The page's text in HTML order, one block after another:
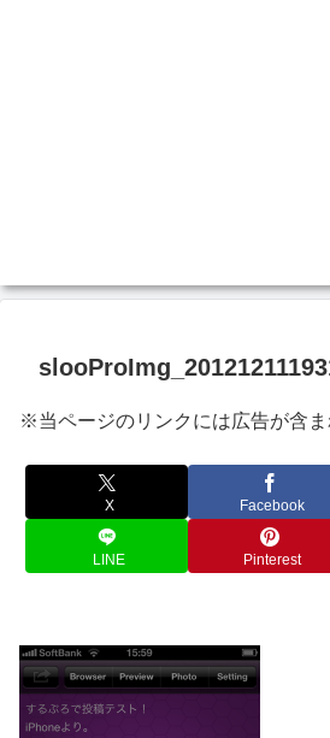
※当ページのリンクには広告が含ま
X Facebook
LINE Pinterest